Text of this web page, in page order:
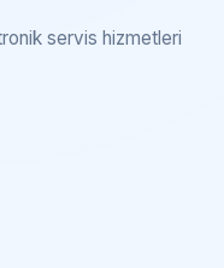
servis hizmetleri